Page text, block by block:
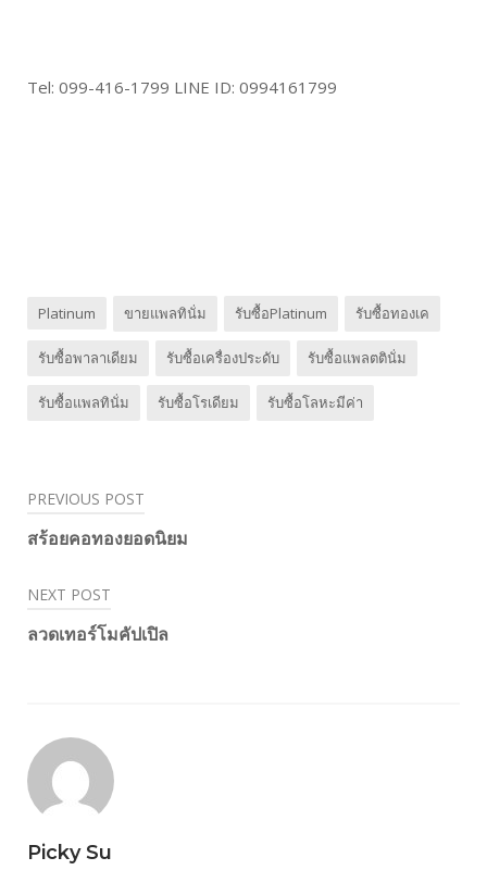
Tel: 099-416-1799 LINE ID: 0994161799
Platinum ขายแพลทินั่ม รับซื้อPlatinum รับซื้อทองเค
รับซื้อพาลาเดียม รับซื้อเครื่องประดับ รับซื้อแพลตตินั่ม
รับซื้อแพลทินั่ม รับซื้อโรเดียม รับซื้อโลหะมีค่า
Post
PREVIOUS POST
สร้อยคอทองยอดนิยม
NEXT POST
ลวดเทอร์โมคัปเปิล
Picky Su